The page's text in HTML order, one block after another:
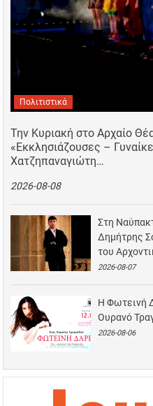
Πολιτιστικά
Την Κυριακή στο Αρχαίο
«Εκκλησιάζουσες –
Χατζηπαναγιώτη…
2026-08-08
Στη
Δημήτρης
του
2026-08-07
Η Φωτεινή
Ουρανό
2026-08-06